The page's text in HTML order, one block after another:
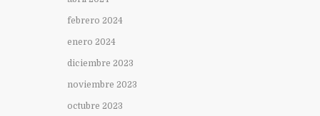
febrero 2024
enero 2024
diciembre 2023
noviembre 2023
octubre 2023